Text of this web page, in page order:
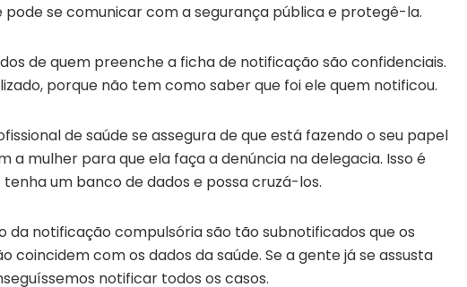
se comunicar com a segurança pública e protegê-la.
de quem preenche a ficha de notificação são confidenciais.
porque não tem como saber que foi ele quem notificou.
de saúde se assegura de que está fazendo o seu papel
mulher para que ela faça a denúncia na delegacia. Isso é
um banco de dados e possa cruzá-los.
da notificação compulsória são tão subnotificados que os
coincidem com os dados da saúde. Se a gente já se assusta
notificar todos os casos.